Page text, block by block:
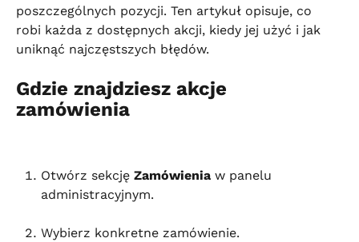
poszczególnych pozycji. Ten artykuł opisuje, co
robi każda z dostępnych akcji, kiedy jej użyć i jak
uniknąć najczęstszych błędów.
Gdzie znajdziesz akcje
zamówienia
Otwórz sekcję Zamówienia w panelu
administracyjnym.
Wybierz konkretne zamówienie.